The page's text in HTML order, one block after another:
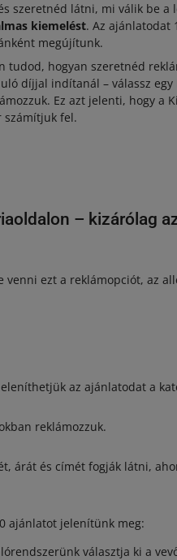
szeretnéd látni, mi válik be a
kiemelést. Az ajánlatodat
megújítunk.
tudod, hogyan szeretnéd
díjjal indítanál – válassz egy
Ez azt jelenti, hogy a
számítjuk fel.
– kizárólag
venni ezt a reklámopciót, az
az ajánlatodat a
reklámozzuk.
árát és címét fogják látni,
ajánlatot jelenítünk meg:
választja ki a